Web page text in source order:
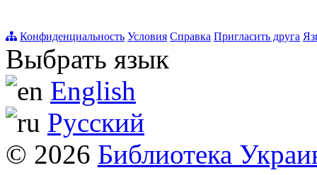
Конфиденциальность Условия Справка Пригласить друга
Выбрать язык
English
Русский
© 2026 Библиотека